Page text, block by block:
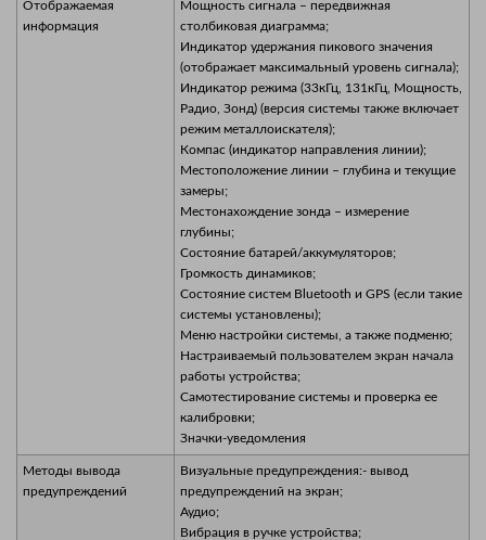
Отображаемая
информация
Мощность сигнала – передвижная
столбиковая диаграмма;
Индикатор удержания пикового значения
(отображает максимальный уровень сигнала);
Индикатор режима (33кГц, 131кГц, Мощность,
Радио, Зонд) (версия системы также включает
режим металлоискателя);
Компас (индикатор направления линии);
Местоположение линии – глубина и текущие
замеры;
Местонахождение зонда – измерение
глубины;
Состояние батарей/аккумуляторов;
Громкость динамиков;
Состояние систем Bluetooth и GPS (если такие
системы установлены);
Меню настройки системы, а также подменю;
Настраиваемый пользователем экран начала
работы устройства;
Самотестирование системы и проверка ее
калибровки;
Значки-уведомления
Методы вывода
предупреждений
Визуальные предупреждения:- вывод
предупреждений на экран;
Аудио;
Вибрация в ручке устройства;